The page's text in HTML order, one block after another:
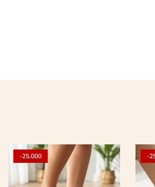
-25.000 -